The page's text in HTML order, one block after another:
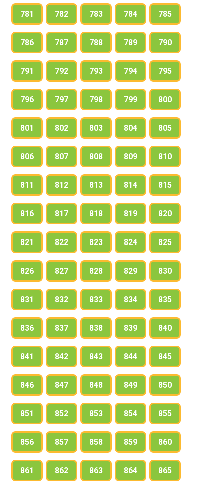
781 782 783 784 785
786 787 788 789 790
791 792 793 794 795
796 797 798 799 800
801 802 803 804 805
806 807 808 809 810
811 812 813 814 815
816 817 818 819 820
821 822 823 824 825
826 827 828 829 830
831 832 833 834 835
836 837 838 839 840
841 842 843 844 845
846 847 848 849 850
851 852 853 854 855
856 857 858 859 860
861 862 863 864 865